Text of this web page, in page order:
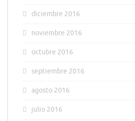
diciembre 2016
noviembre 2016
octubre 2016
septiembre 2016
agosto 2016
julio 2016